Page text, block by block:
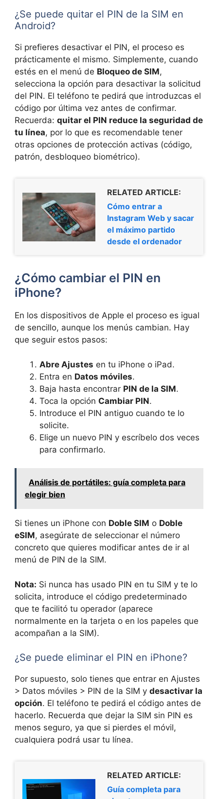
¿Se puede quitar el PIN de la SIM en
Android?
Si prefieres desactivar el PIN, el proceso es
prácticamente el mismo. Simplemente, cuando
estés en el menú de Bloqueo de SIM,
selecciona la opción para desactivar la solicitud
del PIN. El teléfono te pedirá que introduzcas el
código por última vez antes de confirmar.
Recuerda: quitar el PIN reduce la seguridad de
tu línea, por lo que es recomendable tener
otras opciones de protección activas (código,
patrón, desbloqueo biométrico).
RELATED ARTICLE:
Cómo entrar a
Instagram Web y sacar
el máximo partido
desde el ordenador
¿Cómo cambiar el PIN en
iPhone?
En los dispositivos de Apple el proceso es igual
de sencillo, aunque los menús cambian. Hay
que seguir estos pasos:
Abre Ajustes en tu iPhone o iPad.
Entra en Datos móviles.
Baja hasta encontrar PIN de la SIM.
Toca la opción Cambiar PIN.
Introduce el PIN antiguo cuando te lo
solicite.
Elige un nuevo PIN y escríbelo dos veces
para confirmarlo.
Análisis de portátiles: guía completa para
elegir bien
Si tienes un iPhone con Doble SIM o Doble
eSIM, asegúrate de seleccionar el número
concreto que quieres modificar antes de ir al
menú de PIN de la SIM.
Nota: Si nunca has usado PIN en tu SIM y te lo
solicita, introduce el código predeterminado
que te facilitó tu operador (aparece
normalmente en la tarjeta o en los papeles que
acompañan a la SIM).
¿Se puede eliminar el PIN en iPhone?
Por supuesto, solo tienes que entrar en Ajustes
> Datos móviles > PIN de la SIM y desactivar la
opción. El teléfono te pedirá el código antes de
hacerlo. Recuerda que dejar la SIM sin PIN es
menos seguro, ya que si pierdes el móvil,
cualquiera podrá usar tu línea.
RELATED ARTICLE:
Guía completa para